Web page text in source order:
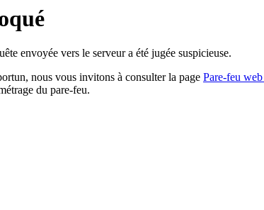
envoyée vers le serveur a été jugée suspicieuse.
nous vous invitons à consulter la page Pare-feu
du pare-feu.